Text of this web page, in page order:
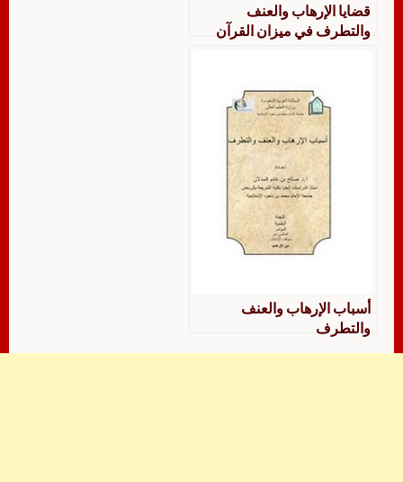
قضايا الإرهاب والعنف
والتطرف في ميزان القرآن
أسباب الإرهاب والعنف
والتطرف